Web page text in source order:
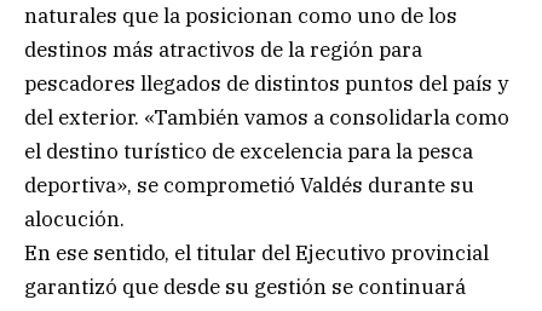
naturales que la posicionan como uno de los
destinos más atractivos de la región para
pescadores llegados de distintos puntos del país y
del exterior. «También vamos a consolidarla como
el destino turístico de excelencia para la pesca
deportiva», se comprometió Valdés durante su
alocución.
En ese sentido, el titular del Ejecutivo provincial
garantizó que desde su gestión se continuará